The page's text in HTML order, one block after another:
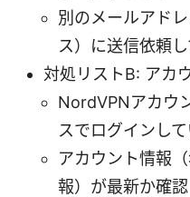
別のメールアドレ
ス）に送信依頼
対処リストB: アカ
NordVPNアカウ
スでログインし
アカウント情報
報）が最新か確認